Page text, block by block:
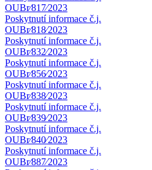
OUBr⁄817⁄2023
Poskytnutí informace č.j.
OUBr⁄818⁄2023
Poskytnutí informace č.j.
OUBr⁄832⁄2023
Poskytnutí informace č.j.
OUBr⁄856⁄2023
Poskytnutí informace č.j.
OUBr⁄838⁄2023
Poskytnutí informace č.j.
OUBr⁄839⁄2023
Poskytnutí informace č.j.
OUBr⁄840⁄2023
Poskytnutí informace č.j.
OUBr⁄887⁄2023